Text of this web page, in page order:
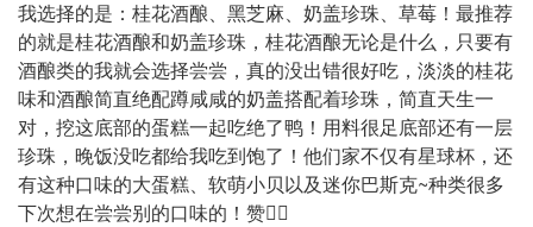
我选择的是：桂花酒酿、黑芝麻、奶盖珍珠、草莓！最推荐
的就是桂花酒酿和奶盖珍珠，桂花酒酿无论是什么，只要有
酒酿类的我就会选择尝尝，真的没出错很好吃，淡淡的桂花
味和酒酿简直绝配蹲咸咸的奶盖搭配着珍珠，简直天生一
对，挖这底部的蛋糕一起吃绝了鸭！用料很足底部还有一层
珍珠，晚饭没吃都给我吃到饱了！他们家不仅有星球杯，还
有这种口味的大蛋糕、软萌小贝以及迷你巴斯克~种类很多
下次想在尝尝别的口味的！赞👍🏻